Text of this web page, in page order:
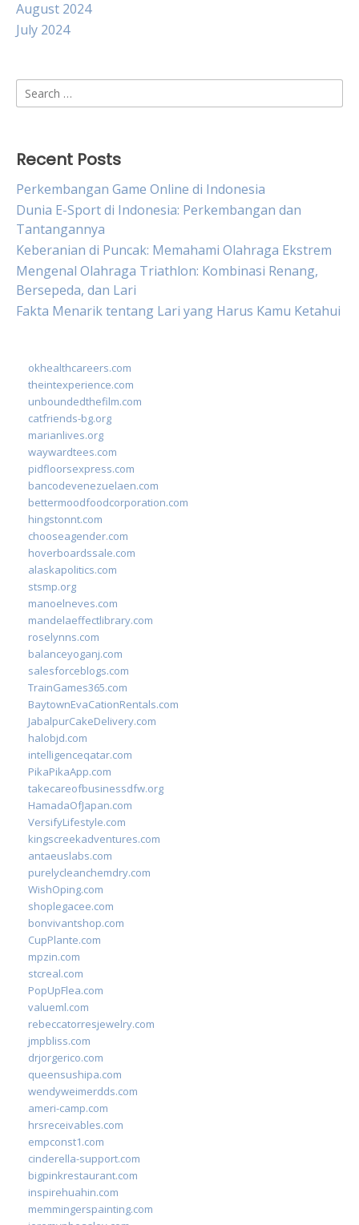
August 2024
July 2024
Search
for:
Recent Posts
Perkembangan Game Online di Indonesia
Dunia E-Sport di Indonesia: Perkembangan dan
Tantangannya
Keberanian di Puncak: Memahami Olahraga Ekstrem
Mengenal Olahraga Triathlon: Kombinasi Renang,
Bersepeda, dan Lari
Fakta Menarik tentang Lari yang Harus Kamu Ketahui
okhealthcareers.com
theintexperience.com
unboundedthefilm.com
catfriends-bg.org
marianlives.org
waywardtees.com
pidfloorsexpress.com
bancodevenezuelaen.com
bettermoodfoodcorporation.com
hingstonnt.com
chooseagender.com
hoverboardssale.com
alaskapolitics.com
stsmp.org
manoelneves.com
mandelaeffectlibrary.com
roselynns.com
balanceyoganj.com
salesforceblogs.com
TrainGames365.com
BaytownEvaCationRentals.com
JabalpurCakeDelivery.com
halobjd.com
intelligenceqatar.com
PikaPikaApp.com
takecareofbusinessdfw.org
HamadaOfJapan.com
VersifyLifestyle.com
kingscreekadventures.com
antaeuslabs.com
purelycleanchemdry.com
WishOping.com
shoplegacee.com
bonvivantshop.com
CupPlante.com
mpzin.com
stcreal.com
PopUpFlea.com
valueml.com
rebeccatorresjewelry.com
jmpbliss.com
drjorgerico.com
queensushipa.com
wendyweimerdds.com
ameri-camp.com
hrsreceivables.com
empconst1.com
cinderella-support.com
bigpinkrestaurant.com
inspirehuahin.com
memmingerspainting.com